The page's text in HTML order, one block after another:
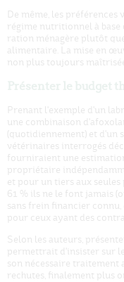
De même, les
régime nutritionnel à base
ration ménagère plutôt
alimentaire. La mise en
non plus toujours
Prenant l'exemple d'un
une combinaison
(quotidiennement) et d'un
vétérinaires interrogés
fourniraient une
propriétaire
et pour un tiers aux
61 % ils ne le font jamais
sans frein financier connu,
pour ceux ayant des
Selon les auteurs,
permettrait d'insister sur
son nécessaire traitement
rechutes, finalement plus